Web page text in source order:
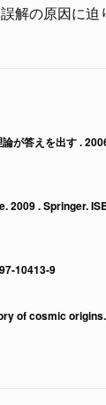
解の原因に迫
が答えを出す .
. Springer.
10413-9
of cosmic